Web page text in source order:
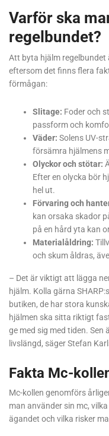
Varför ska
regelbundet?
Att byta hjälm regelbundet
eftersom det finns flera
förmågan:
Slitage: Foder och
passform och
Väder: Solens UV-
försämra hjälmens
Olyckor och stötar:
Efter en olycka bör
hel ut.
Förvaring och
kan orsaka skador
på en hård yta kan
Materialåldring:
och skum åldras,
– Det är viktigt att lägga
hjälm. Kolla gärna
butiken, de har stora
hjälmen ska sitta riktigt
ge med sig med tiden. Sen
livslängd, säger Stefan
Fakta Mc-
Mc-kollen genomförs
man använder sin mc,
ägandet och vilka risker